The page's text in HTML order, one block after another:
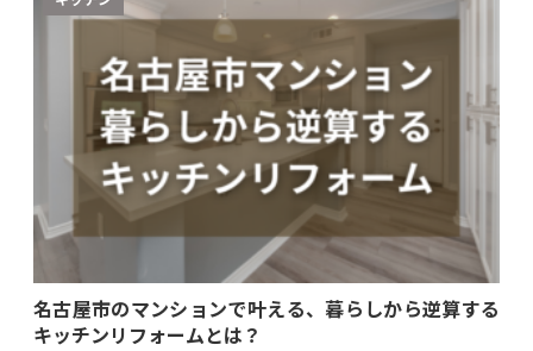
名古屋市のマンションで叶える、暮らしから逆算する
キッチンリフォームとは？